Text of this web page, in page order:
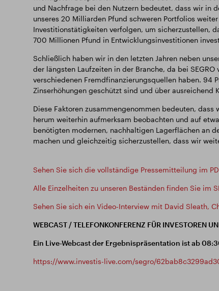
und Nachfrage bei den Nutzern bedeutet, dass wir in
unseres 20 Milliarden Pfund schweren Portfolios
Investitionstätigkeiten verfolgen, um sicherzustellen,
700 Millionen Pfund in Entwicklungsinvestitionen
Schließlich haben wir in den letzten Jahren neben
der längsten Laufzeiten in der Branche, da bei
verschiedenen Fremdfinanzierungsquellen haben. 94
Zinserhöhungen geschützt sind und über
Diese Faktoren zusammengenommen bedeuten,
herum weiterhin aufmerksam beobachten und auf
benötigten modernen, nachhaltigen Lagerflächen an
machen und gleichzeitig sicherzustellen, dass wir
Sehen Sie sich die vollständige Pressemitteilung im
Alle Einzelheiten zu unseren Beständen finden Sie im
Sehen Sie sich ein Video-Interview mit David Sleath,
WEBCAST / TELEFONKONFERENZ FÜR INVESTOREN
Ein Live-Webcast der Ergebnispräsentation ist ab
https://www.investis-live.com/segro/